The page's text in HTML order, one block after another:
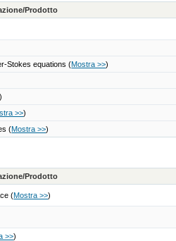
Prodotto
Stokes equations(Mostra >>)
)
>>)
(Mostra >>)
Prodotto
(Mostra >>)
>>)